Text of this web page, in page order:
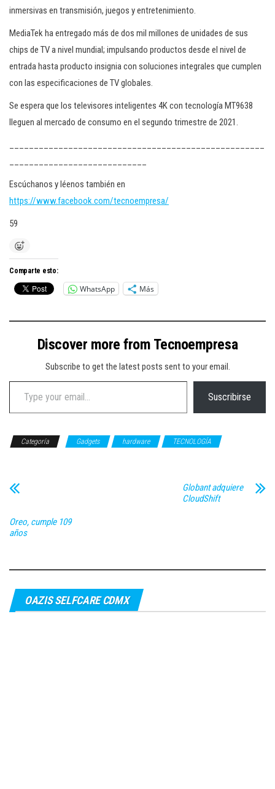
inmersivas en transmisión, juegos y entretenimiento.
MediaTek ha entregado más de dos mil millones de unidades de sus
chips de TV a nivel mundial; impulsando productos desde el nivel de
entrada hasta producto insignia con soluciones integrales que cumplen
con las especificaciones de TV globales.
Se espera que los televisores inteligentes 4K con tecnología MT9638
lleguen al mercado de consumo en el segundo trimestre de 2021.
Escúchanos y léenos también en
https://www.facebook.com/tecnoempresa/
59
Comparte esto:
WhatsApp Más
Discover more from Tecnoempresa
Subscribe to get the latest posts sent to your email.
Type your email…
Suscribirse
Categoría Gadgets hardware TECNOLOGÍA
Oreo, cumple 109
años
Globant adquiere
CloudShift
OAZIS SELFCARE CDMX